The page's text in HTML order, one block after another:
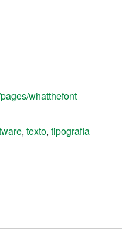
whatthefont
, texto, tipografía